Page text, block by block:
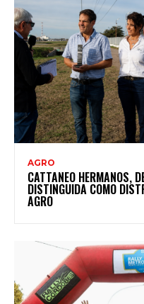
AGRO
CATTANEO HERMANOS,
DISTINGUIDA COMO
AGRO